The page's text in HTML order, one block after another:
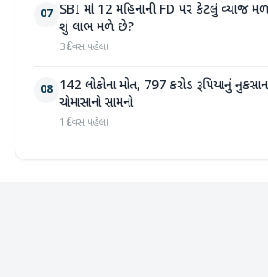
07 SBI માં 12 મહિનાની FD પર કેટલું વ્યાજ
શું લાભ મળે છે?
3 દિવસ પહેલા
08 142 લોકોના મોત, 797 કરોડ રૂપિયાનું
ચોમાસાનો સામનો
1 દિવસ પહેલા